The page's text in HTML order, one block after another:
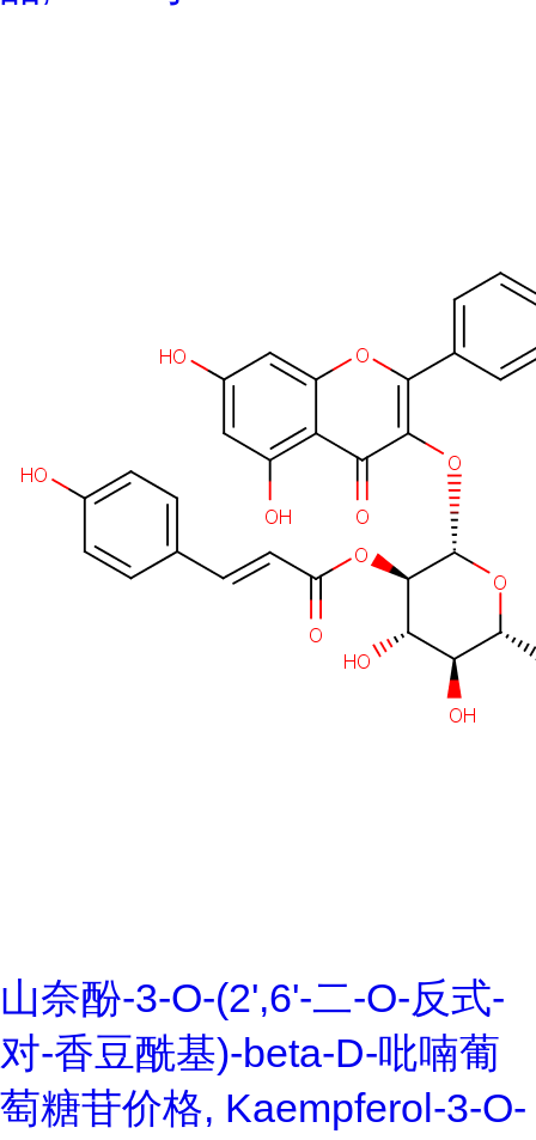
山奈酚-3-O-(2',6'-二-O-反式-
对-香豆酰基)-beta-D-吡喃葡
萄糖苷价格, Kaempferol-3-O-